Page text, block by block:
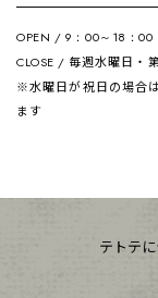
OPEN / 9：00～18：00
CLOSE / 毎週水曜日・
※水曜日が祝日の場合
ます
テトテ